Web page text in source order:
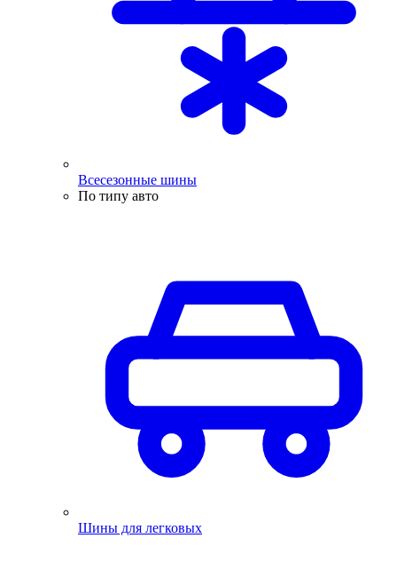
Всесезонные шины
По типу авто
Шины для легковых